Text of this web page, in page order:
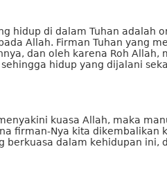
hidup di dalam Tuhan adalah
Allah. Firman Tuhan yang
dan oleh karena Roh
hidup yang dijalani
kuasa Allah, maka
firman-Nya kita dikembalikan
berkuasa dalam kehidupan ini,